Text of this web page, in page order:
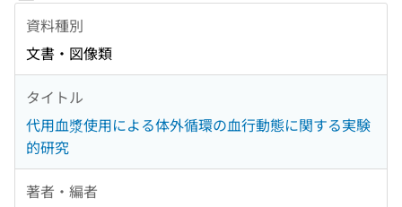
資料種別
文書・図像類
タイトル
代用血漿使用による体外循環の血行動態に関する実験
的研究
著者・編者